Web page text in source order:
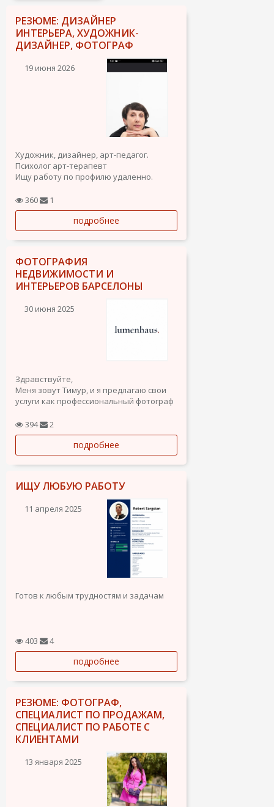
РЕЗЮМЕ: ДИЗАЙНЕР
ИНТЕРЬЕРА, ХУДОЖНИК-
ДИЗАЙНЕР, ФОТОГРАФ
19 июня 2026
Художник, дизайнер, арт-педагог.
Психолог арт-терапевт
Ищу работу по профилю удаленно.
интерьера;
-выполнение проекта ( от эскизов, до
рабочих чертежей);
-создание интерьерного искусства.
Картины, панно, барельеф.
360 1
подробнее
ФОТОГРАФИЯ
НЕДВИЖИМОСТИ И
ИНТЕРЬЕРОВ БАРСЕЛОНЫ
30 июня 2025
Здравствуйте,
Меня зовут Тимур, и я предлагаю свои
услуги как профессиональный фотограф
степень магистра в области фотографии
и дизайна.
В идеале я хотел бы устроиться на
недвижимостью, на...
394 2
подробнее
ИЩУ ЛЮБУЮ РАБОТУ
11 апреля 2025
Готов к любым трудностям и задачам
403 4
подробнее
РЕЗЮМЕ: ФОТОГРАФ,
СПЕЦИАЛИСТ ПО ПРОДАЖАМ,
СПЕЦИАЛИСТ ПО РАБОТЕ С
КЛИЕНТАМИ
13 января 2025